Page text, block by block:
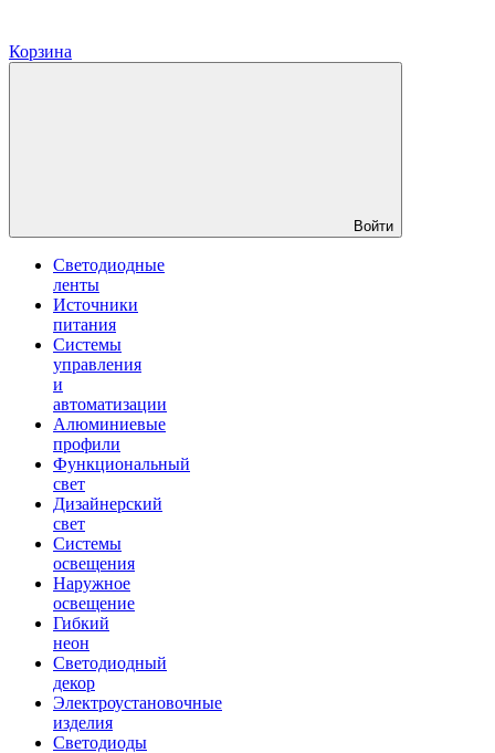
Корзина
Войти
Светодиодные
ленты
Источники
питания
Системы
управления
и
автоматизации
Алюминиевые
профили
Функциональный
свет
Дизайнерский
свет
Системы
освещения
Наружное
освещение
Гибкий
неон
Светодиодный
декор
Электроустановочные
изделия
Светодиоды